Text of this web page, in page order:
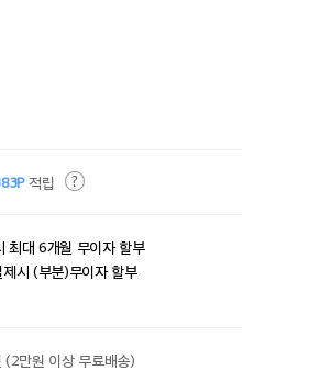
적립
최대 6개월 무이자 할부
시 (부분)무이자 할부
만원 이상 무료배송)